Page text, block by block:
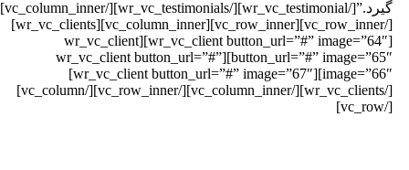
[/vc_row_inner][vc_row_inner][vc_column_inner][wr_vc_clients]
[wr_vc_client button_url=”#” image=”64″][wr_vc_client
button_url=”#” image=”65″][wr_vc_client button_url=”#”
image=”66″][wr_vc_client button_url=”#” image=”67″]